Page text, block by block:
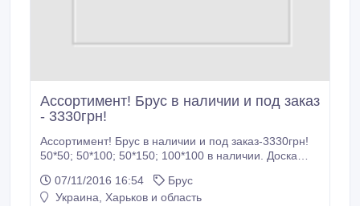
Ассортимент! Брус в наличии и под заказ
- 3330грн!
Ассортимент! Брус в наличии и под заказ-3330грн!
50*50; 50*100; 50*150; 100*100 в наличии. Доска
обрезная (строганная). Доска пола 35мм. Доска
сухая (сосна), опилки, дрова. Тел.: 050-632-15-15;
07/11/2016 16:54
Брус
Украина, Харьков и область